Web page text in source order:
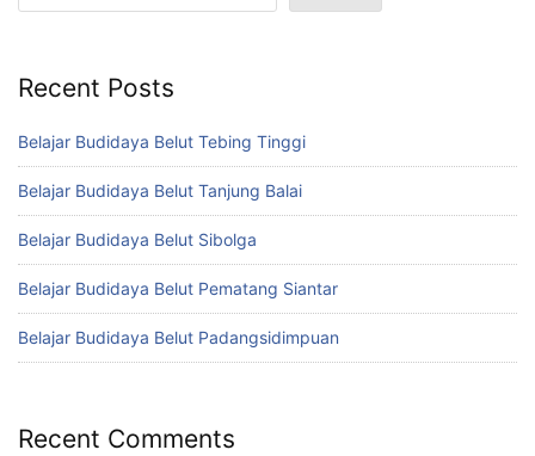
Recent Posts
Belajar Budidaya Belut Tebing Tinggi
Belajar Budidaya Belut Tanjung Balai
Belajar Budidaya Belut Sibolga
Belajar Budidaya Belut Pematang Siantar
Belajar Budidaya Belut Padangsidimpuan
Recent Comments